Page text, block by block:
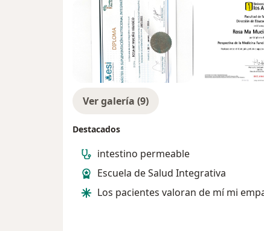
Ver galería (9)
Destacados
intestino permeable
Escuela de Salud Integrativa
Los pacientes valoran de mí mi